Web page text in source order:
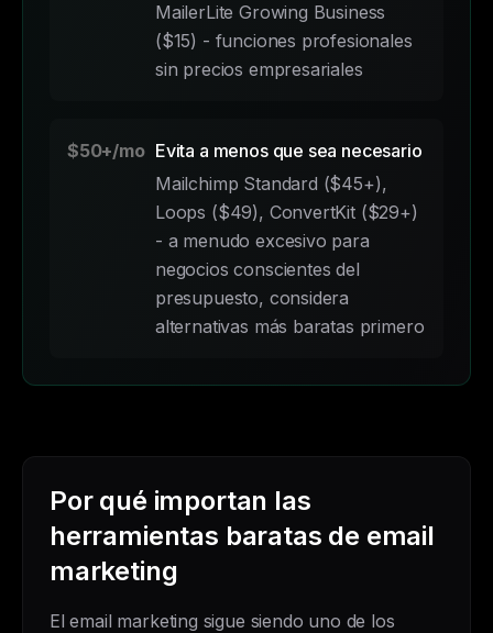
MailerLite Growing Business
($15) - funciones profesionales
sin precios empresariales
$50+/mo Evita a menos que sea necesario
Mailchimp Standard ($45+),
Loops ($49), ConvertKit ($29+)
- a menudo excesivo para
negocios conscientes del
presupuesto, considera
alternativas más baratas primero
Por qué importan las
herramientas baratas de email
marketing
El email marketing sigue siendo uno de los